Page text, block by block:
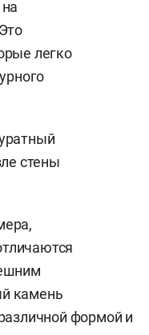
легко
стены
камень
формой и